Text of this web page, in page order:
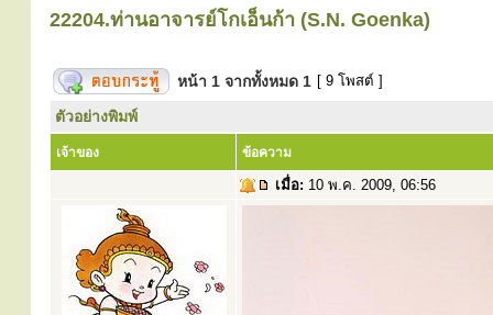
22204.ท่านอาจารย์โกเอ็นก้า (S.N. Goenka)
หน้า 1 จากทั้งหมด 1 [ 9 โพสต์ ]
ตัวอย่างพิมพ์
เจ้าของ ข้อความ
เมื่อ: 10 พ.ค. 2009, 06:56